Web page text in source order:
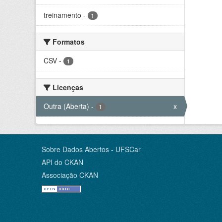
treinamento - 1
Formatos
CSV - 1
Licenças
Outra (Aberta) - 1 x
Sobre Dados Abertos - UFSCar
API do CKAN
Associação CKAN